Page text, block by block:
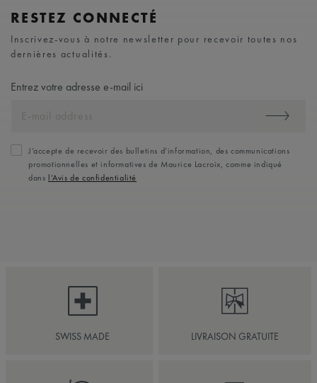
RESTEZ CONNECTÉ
Inscrivez-vous à notre newsletter pour recevoir toutes nos
dernières actualités.
Entrez votre adresse e-mail ici
J’accepte de recevoir des bulletins d’information, des communications
promotionnelles et informatives de Maurice Lacroix, comme indiqué
dans l’Avis de confidentialité
SWISS MADE LIVRAISON GRATUITE